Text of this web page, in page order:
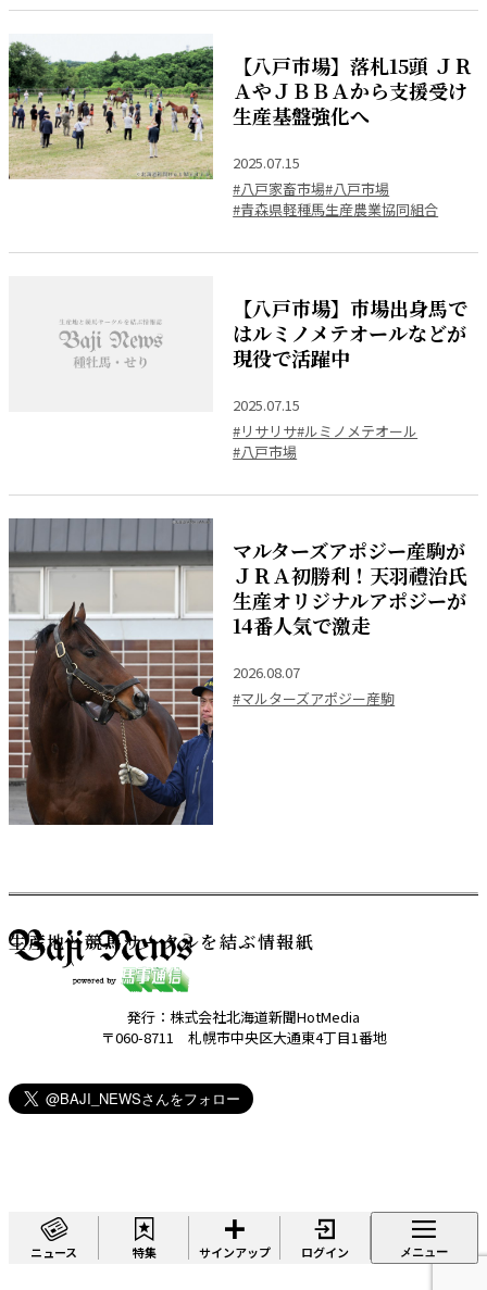
【八戸市場】落札15頭 ＪＲ
ＡやＪＢＢＡから支援受け
生産基盤強化へ
2025.07.15
#八戸家畜市場#八戸市場
#青森県軽種馬生産農業協同組合
【八戸市場】市場出身馬で
はルミノメテオールなどが
現役で活躍中
2025.07.15
#リサリサ#ルミノメテオール
#八戸市場
マルターズアポジー産駒が
ＪＲＡ初勝利！天羽禮治氏
生産オリジナルアポジーが
14番人気で激走
2026.08.07
#マルターズアポジー産駒
生産地と競馬サークルを結ぶ情報紙
発行：株式会社北海道新聞HotMedia
〒060-8711 札幌市中央区大通東4丁目1番地
ニュース 特集 サインアップ ログイン メニュー